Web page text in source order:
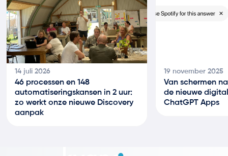
14 juli 2026
46 processen en 148
automatiseringskansen in 2 uur:
zo werkt onze nieuwe Discovery
aanpak
19 november 2025
Van schermen
de nieuwe
ChatGPT Apps